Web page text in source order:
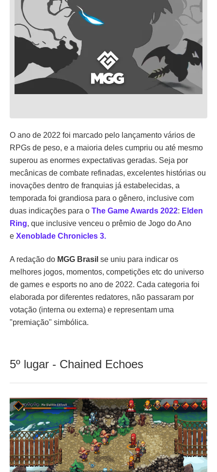
O ano de 2022 foi marcado pelo lançamento vários de
RPGs de peso, e a maioria deles cumpriu ou até mesmo
superou as enormes expectativas geradas. Seja por
mecânicas de combate refinadas, excelentes histórias ou
inovações dentro de franquias já estabelecidas, a
temporada foi grandiosa para o gênero, inclusive com
duas indicações para o The Game Awards 2022: Elden
Ring, que inclusive venceu o prêmio de Jogo do Ano
e Xenoblade Chronicles 3.
A redação do MGG Brasil se uniu para indicar os
melhores jogos, momentos, competições etc do universo
de games e esports no ano de 2022. Cada categoria foi
elaborada por diferentes redatores, não passaram por
votação (interna ou externa) e representam uma
"premiação" simbólica.
5º lugar - Chained Echoes